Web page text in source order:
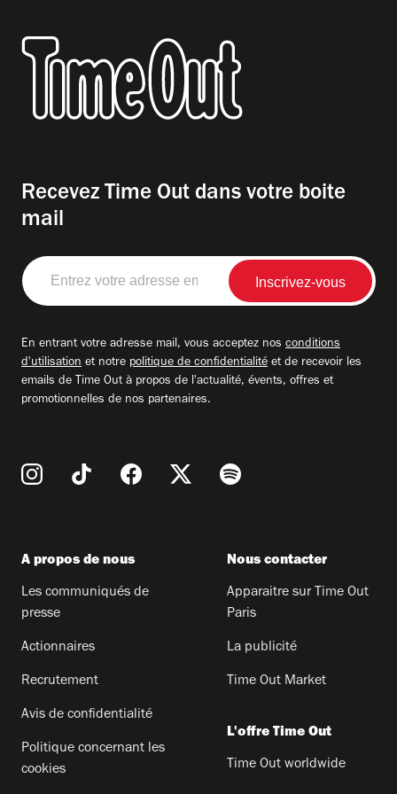
Recevez Time Out dans votre boite
mail
Entrez
votre
adresse
En entrant votre adresse mail, vous acceptez nos conditions
d'utilisation et notre politique de confidentialité et de recevoir les
emails de Time Out à propos de l'actualité, évents, offres et
promotionnelles de nos partenaires.
A propos de nous
Les communiqués de
presse
Actionnaires
Recrutement
Avis de confidentialité
Politique concernant les
cookies
Nous contacter
Apparaitre sur Time Out
Paris
La publicité
Time Out Market
L'offre Time Out
Time Out worldwide